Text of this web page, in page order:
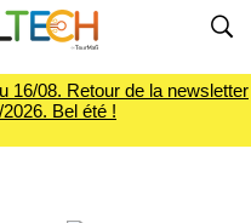
16/08. Retour de la newsletter
Bel été !